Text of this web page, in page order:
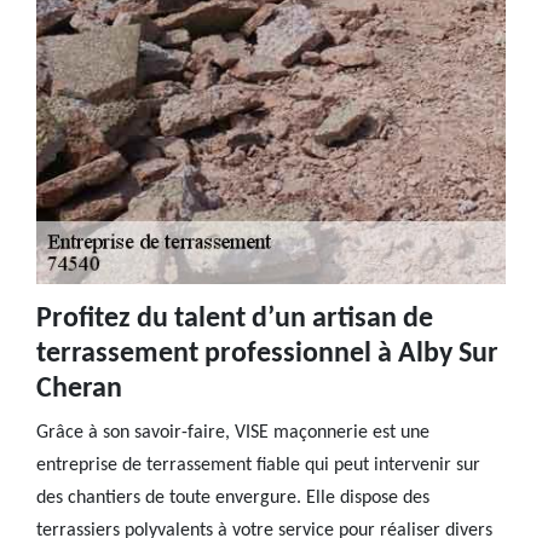
Profitez du talent d’un artisan de
terrassement professionnel à Alby Sur
Cheran
Grâce à son savoir-faire, VISE maçonnerie est une
entreprise de terrassement fiable qui peut intervenir sur
des chantiers de toute envergure. Elle dispose des
terrassiers polyvalents à votre service pour réaliser divers